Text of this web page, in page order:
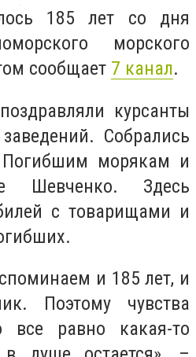
185 лет со дня
морского
сообщает 7 канал.
курсанты
Собрались
Погибшим морякам и
Шевченко. Здесь
с товарищами и
и 185 лет, и
Поэтому чувства
все равно какая-то